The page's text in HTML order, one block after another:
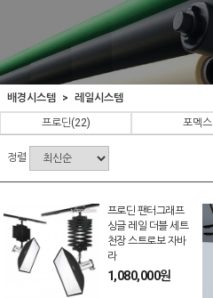
배경시스템
레일시스템
프로딘(22) 포멕스
정렬
프로딘 팬터그래프
싱글 레일 더블 세트
천장 스트로보 자바
라
1,080,000원